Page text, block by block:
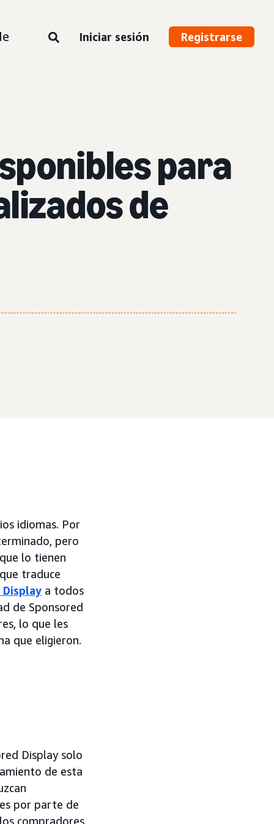
Iniciar sesión Registrarse
para
de
idiomas. Por
pero
lo tienen
traduce
Display a todos
de Sponsored
lo que les
que eligieron.
Display solo
de esta
por parte de
compradores